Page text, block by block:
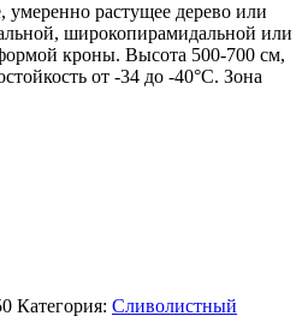
умеренно растущее дерево или
широкопирамидальной или
кроны. Высота 500-700 см,
от -34 до -40°C. Зона
Категория: Сливолистный